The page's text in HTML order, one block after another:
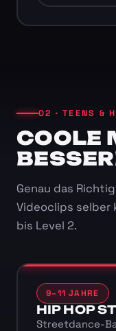
02 · TEENS &
COOLE
Genau das
Videoclips selber
bis Level 2.
9–11 JAHRE
HIP HOP
Streetdance-